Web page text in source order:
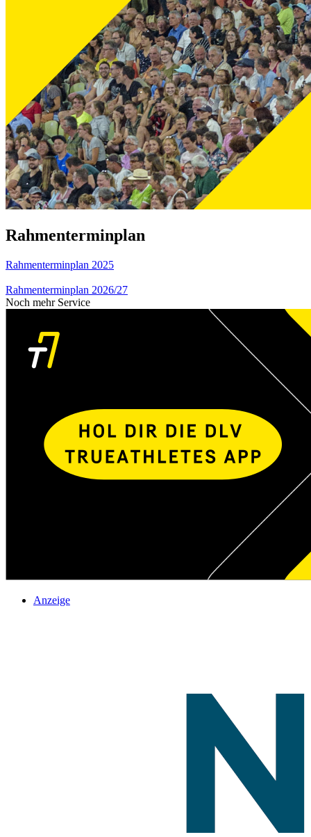
Rahmenterminplan
Rahmenterminplan 2025
Rahmenterminplan 2026/27
Noch mehr Service
Anzeige